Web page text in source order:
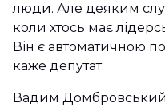
люди. Але деяким
коли хтось має
Він є автоматичною
каже депутат.
Вадим